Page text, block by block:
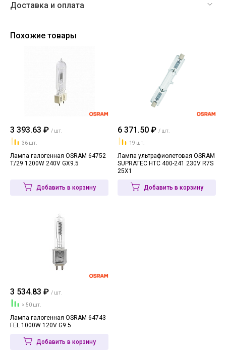
Доставка и оплата
Похожие товары
3 393.63 ₽ / шт.
36 шт.
Лампа галогенная OSRAM 64752
T/29 1200W 240V GX9.5
Добавить в корзину
6 371.50 ₽ / шт.
19 шт.
Лампа ультрафиолетовая OSRAM
SUPRATEC HTC 400-241 230V R7S
25X1
Добавить в корзину
3 534.83 ₽ / шт.
> 50 шт.
Лампа галогенная OSRAM 64743
FEL 1000W 120V G9.5
Добавить в корзину